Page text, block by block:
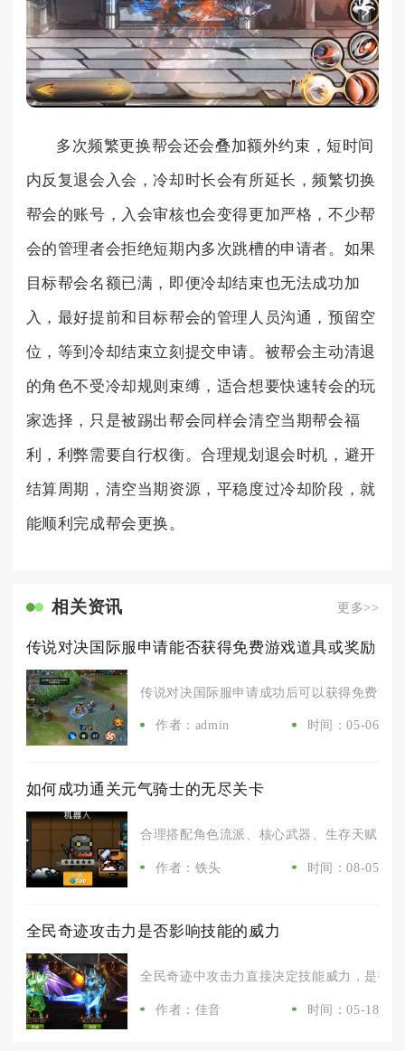
多次频繁更换帮会还会叠加额外约束，短时间
内反复退会入会，冷却时长会有所延长，频繁切换
帮会的账号，入会审核也会变得更加严格，不少帮
会的管理者会拒绝短期内多次跳槽的申请者。如果
目标帮会名额已满，即便冷却结束也无法成功加
入，最好提前和目标帮会的管理人员沟通，预留空
位，等到冷却结束立刻提交申请。被帮会主动清退
的角色不受冷却规则束缚，适合想要快速转会的玩
家选择，只是被踢出帮会同样会清空当期帮会福
利，利弊需要自行权衡。合理规划退会时机，避开
结算周期，清空当期资源，平稳度过冷却阶段，就
能顺利完成帮会更换。
相关资讯 更多>>
传说对决国际服申请能否获得免费游戏道具或奖励
传说对决国际服申请成功后可以获得免费游
作者：admin 时间：05-06
如何成功通关元气骑士的无尽关卡
合理搭配角色流派、核心武器、生存天赋并
作者：铁头 时间：08-05
全民奇迹攻击力是否影响技能的威力
全民奇迹中攻击力直接决定技能威力，是技
作者：佳音 时间：05-18